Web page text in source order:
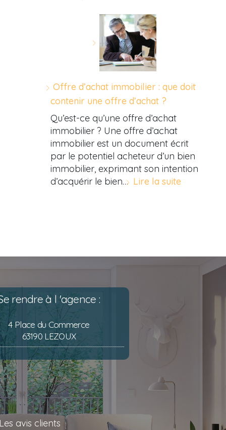
Offre d’achat immobilier : que doit
contenir une offre d’achat ?
Qu’est-ce qu’une offre d’achat
immobilier ? Une offre d’achat
immobilier est un document écrit
par le potentiel acheteur d’un bien
immobilier, exprimant son intention
d’acquérir le bien… Lire la suite
rendre à l 'agence :
4 Place du Commerce
63190 LEZOUX
Les avis clients